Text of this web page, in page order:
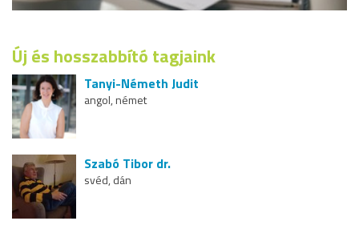
Új és hosszabbító tagjaink
Tanyi-Németh Judit
angol, német
Szabó Tibor dr.
svéd, dán